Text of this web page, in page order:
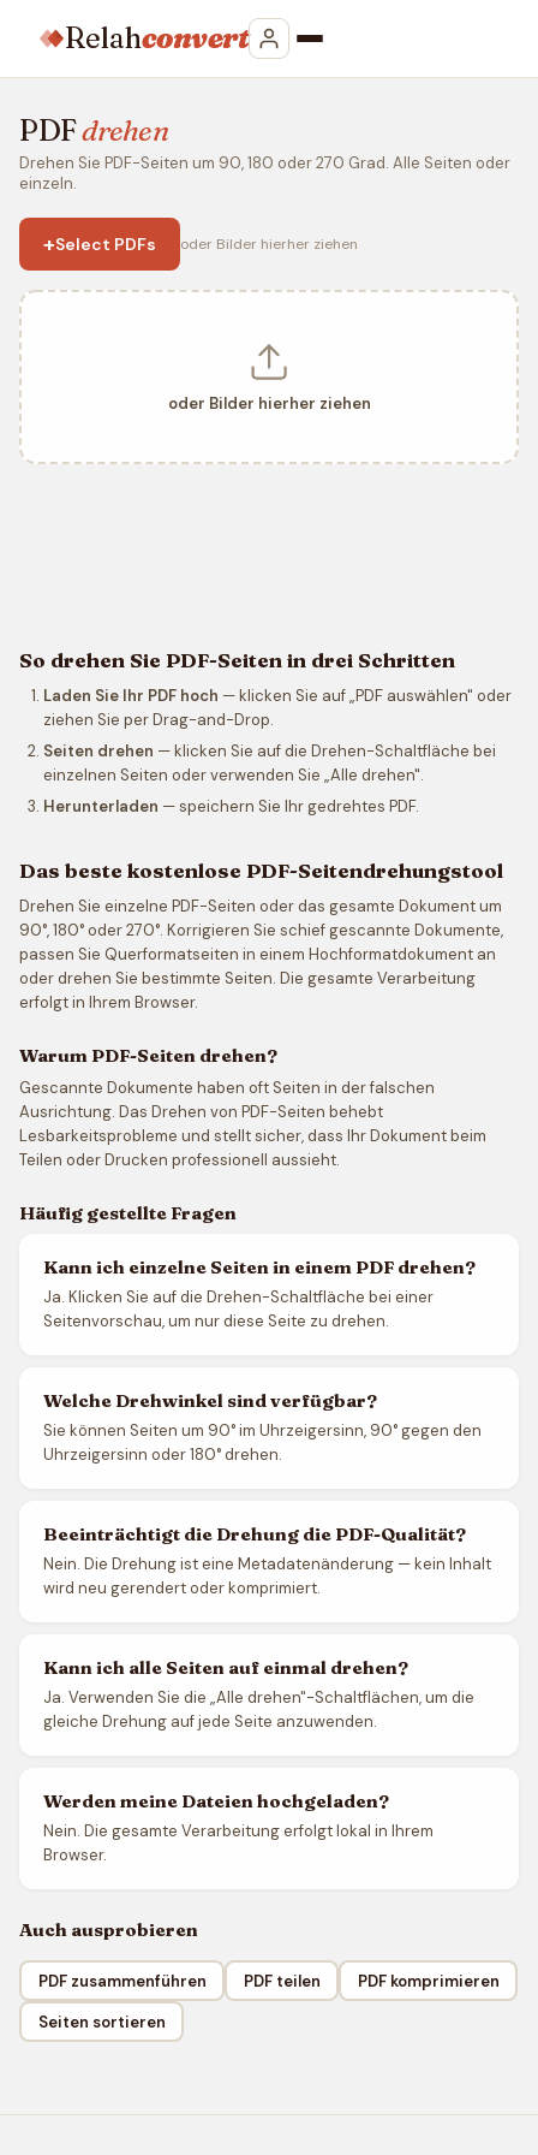
Relahconvert
PDFdrehen
Drehen Sie PDF-Seiten um 90, 180 oder 270 Grad. Alle Seiten oder
einzeln.
+Select PDFs oder Bilder hierher ziehen
oder Bilder hierher ziehen
So drehen Sie PDF-Seiten in drei Schritten
Laden Sie Ihr PDF hoch — klicken Sie auf „PDF auswählen" oder
ziehen Sie per Drag-and-Drop.
Seiten drehen — klicken Sie auf die Drehen-Schaltfläche bei
einzelnen Seiten oder verwenden Sie „Alle drehen".
Herunterladen — speichern Sie Ihr gedrehtes PDF.
Das beste kostenlose PDF-Seitendrehungstool
Drehen Sie einzelne PDF-Seiten oder das gesamte Dokument um
90°, 180° oder 270°. Korrigieren Sie schief gescannte Dokumente,
passen Sie Querformatseiten in einem Hochformatdokument an
oder drehen Sie bestimmte Seiten. Die gesamte Verarbeitung
erfolgt in Ihrem Browser.
Warum PDF-Seiten drehen?
Gescannte Dokumente haben oft Seiten in der falschen
Ausrichtung. Das Drehen von PDF-Seiten behebt
Lesbarkeitsprobleme und stellt sicher, dass Ihr Dokument beim
Teilen oder Drucken professionell aussieht.
Häufig gestellte Fragen
Kann ich einzelne Seiten in einem PDF drehen?
Ja. Klicken Sie auf die Drehen-Schaltfläche bei einer
Seitenvorschau, um nur diese Seite zu drehen.
Welche Drehwinkel sind verfügbar?
Sie können Seiten um 90° im Uhrzeigersinn, 90° gegen den
Uhrzeigersinn oder 180° drehen.
Beeinträchtigt die Drehung die PDF-Qualität?
Nein. Die Drehung ist eine Metadatenänderung — kein Inhalt
wird neu gerendert oder komprimiert.
Kann ich alle Seiten auf einmal drehen?
Ja. Verwenden Sie die „Alle drehen"-Schaltflächen, um die
gleiche Drehung auf jede Seite anzuwenden.
Werden meine Dateien hochgeladen?
Nein. Die gesamte Verarbeitung erfolgt lokal in Ihrem
Browser.
Auch ausprobieren
PDF zusammenführen PDF teilen
PDF komprimieren
Seiten sortieren